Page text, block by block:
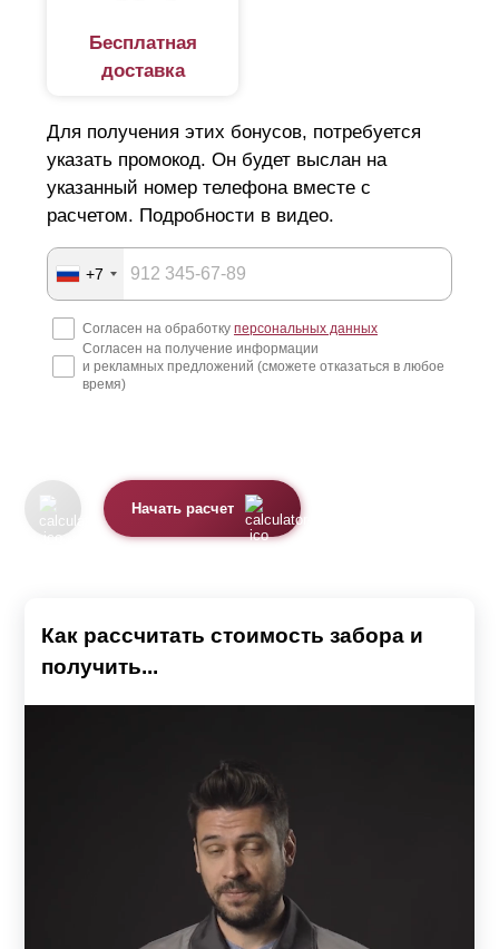
Бесплатная
доставка
Для получения этих бонусов, потребуется
указать промокод. Он будет выслан на
указанный номер телефона вместе с
расчетом. Подробности в видео.
+7
Согласен на обработку персональных данных
Согласен на получение информации
и рекламных предложений (сможете отказаться в любое
время)
Начать расчет
Как рассчитать стоимость забора и
получить...